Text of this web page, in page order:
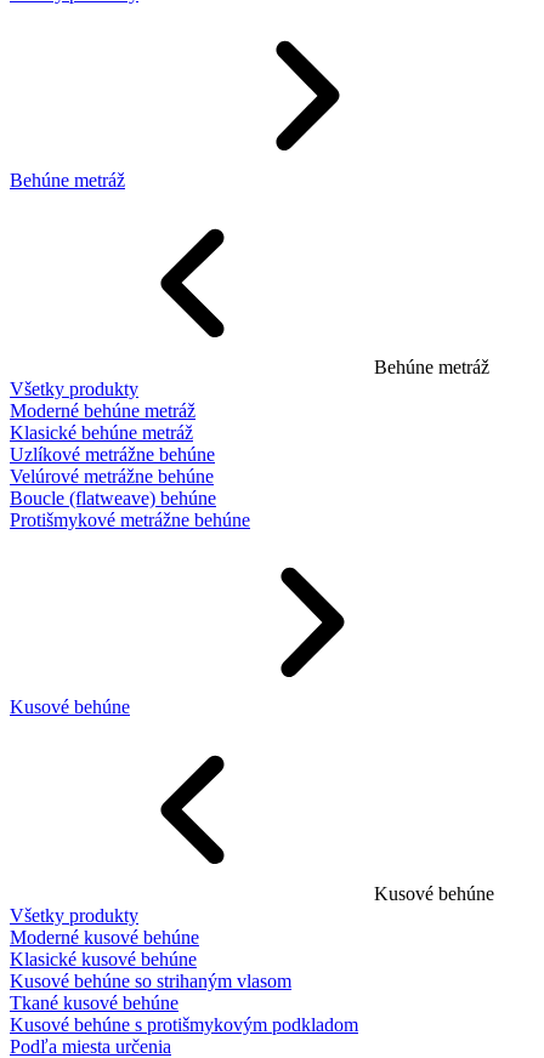
Behúne metráž
Behúne metráž
Všetky produkty
Moderné behúne metráž
Klasické behúne metráž
Uzlíkové metrážne behúne
Velúrové metrážne behúne
Boucle (flatweave) behúne
Protišmykové metrážne behúne
Kusové behúne
Kusové behúne
Všetky produkty
Moderné kusové behúne
Klasické kusové behúne
Kusové behúne so strihaným vlasom
Tkané kusové behúne
Kusové behúne s protišmykovým podkladom
Podľa miesta určenia